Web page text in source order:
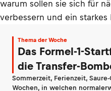
warum sollen sie sich für
verbessern und ein
Thema der Woche
Das Formel-1-
die Transfer-
Sommerzeit, Ferienzeit,
Wochen, in welchen